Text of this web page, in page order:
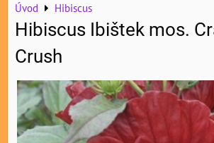
Úvod Hibiscus
Hibiscus Ibištek mos.
Crush